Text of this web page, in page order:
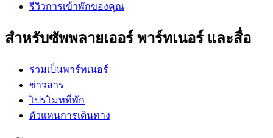
รีวิวการเข้าพักของคุณ
สำหรับซัพพลายเออร์ พาร์ทเนอร์ และสื่อ
ร่วมเป็นพาร์ทเนอร์
ข่าวสาร
โปรโมทที่พัก
ตัวแทนการเดินทาง